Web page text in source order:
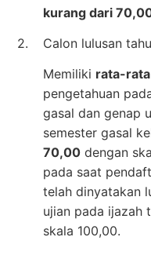
kurang dari
2.
Calon lulusan
Memiliki rata-
pengetahuan
gasal dan genap
semester gasal
70,00 dengan
pada saat
telah dinyatakan
ujian pada ijazah
skala 100,00.